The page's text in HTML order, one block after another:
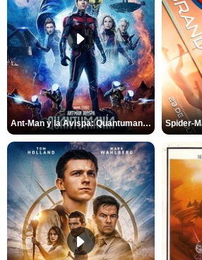
Ant-Man y la Avispa: Quantumanía Tráiler (2)